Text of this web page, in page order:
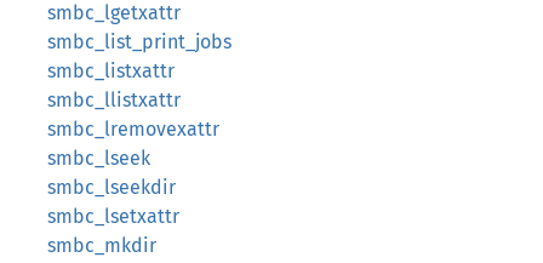
smbc_lgetxattr
smbc_list_print_jobs
smbc_listxattr
smbc_llistxattr
smbc_lremovexattr
smbc_lseek
smbc_lseekdir
smbc_lsetxattr
smbc_mkdir